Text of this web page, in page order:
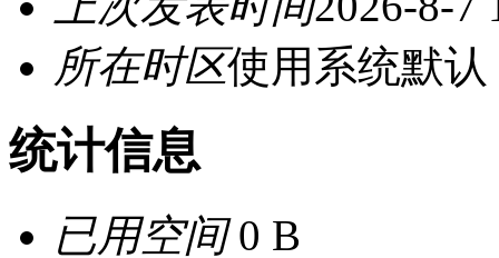
所在时区使用系统默认
统计信息
已用空间0 B